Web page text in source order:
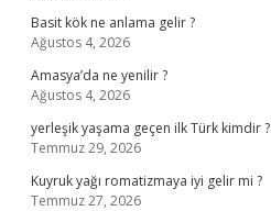
Basit kök ne anlama gelir ?
Ağustos 4, 2026
Amasya’da ne yenilir ?
Ağustos 4, 2026
yerleşik yaşama geçen ilk Türk kimdir ?
Temmuz 29, 2026
Kuyruk yağı romatizmaya iyi gelir mi ?
Temmuz 27, 2026